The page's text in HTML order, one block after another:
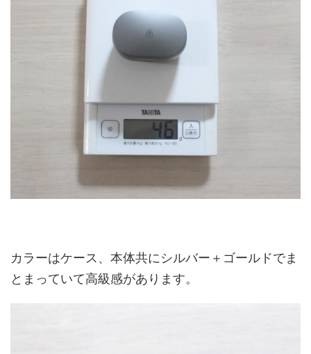
カラーはケース、本体共にシルバー＋ゴールドでま
とまっていて高級感があります。